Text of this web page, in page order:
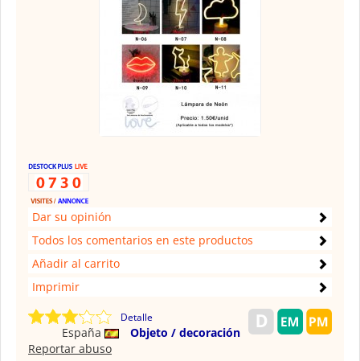
Dar su opinión
Todos los comentarios en este productos
Añadir al carrito
Imprimir
Detalle
España
Objeto / decoración
Reportar abuso